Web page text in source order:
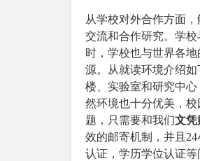
从学校对外合作方面
交流和合作研究。学
时，学校也与世界各
源。 从就读环境介绍
楼、实验室和研究中
然环境也十分优美，
题，只需要和我们文凭
效的邮寄机制，并且
认证，学历学位认证等